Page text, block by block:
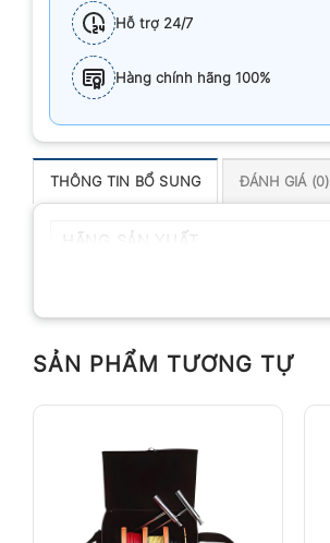
Hỗ trợ 24/7
Hàng chính hãng 100%
THÔNG TIN BỔ SUNG ĐÁNH GIÁ (0)
SẢN PHẨM TƯƠNG TỰ